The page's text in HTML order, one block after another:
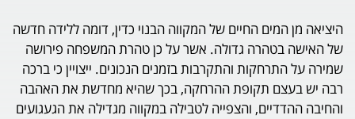
החיים של המקווה הבנוי כדין, דומה ללידה חדשה
גדולה. אשר על כן טהרת המשפחה פירושה
והתקרבות בזמנים הנכונים. ייצויין כי ברכה
תקופת ההרחקה, בכך שהיא מחדשת את האהבה
והצפייה לטבילה במקווה מגדילה את הגעגועים